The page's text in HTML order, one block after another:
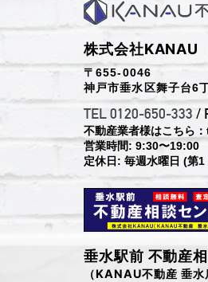
株式会社KANAU
〒655-0046
神戸市垂水区舞子台6
TEL 0120-650-333 /
不動産業者様はこちら
営業時間: 9:30〜19:00
定休日: 毎週水曜日 (第1
垂水駅前 不動産
（KANAU不動産 垂水